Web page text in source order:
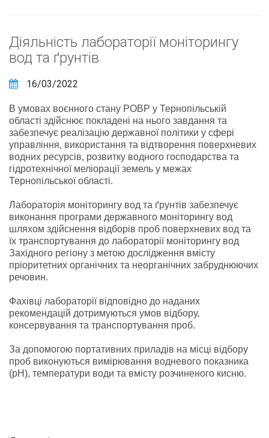
Діяльність лабораторії моніторингу
вод та ґрунтів
16/03/2022
В умовах воєнного стану РОВР у Тернопільській
області здійснює покладені на нього завдання та
забезпечує реалізацію державної політики у сфері
управління, використання та відтворення поверхневих
водних ресурсів, розвитку водного господарства та
гідротехнічної меліорації земель у межах
Тернопільської області.
Лабораторія моніторингу вод та ґрунтів забезпечує
виконання програми державного моніторингу вод
шляхом здійснення відборів проб поверхневих вод та
їх транспортування до лабораторії моніторингу вод
Західного регіону з метою дослідження вмісту
пріоритетних органічних та неорганічних забруднюючих
речовин.
Фахівці лабораторії відповідно до наданих
рекомендацій дотримуються умов відбору,
консервування та транспортування проб.
За допомогою портативних приладів на місці відбору
проб виконуються вимірювання водневого показника
(рН), температури води та вмісту розчиненого кисню.